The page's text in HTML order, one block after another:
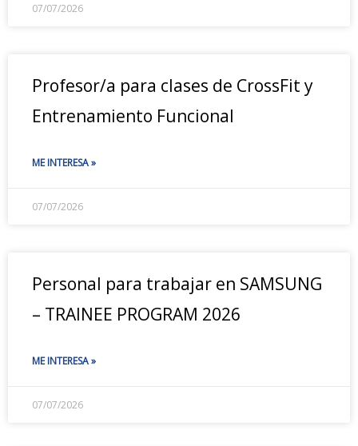
07/07/2026
Profesor/a para clases de CrossFit y
Entrenamiento Funcional
ME INTERESA »
07/07/2026
Personal para trabajar en SAMSUNG
– TRAINEE PROGRAM 2026
ME INTERESA »
07/07/2026